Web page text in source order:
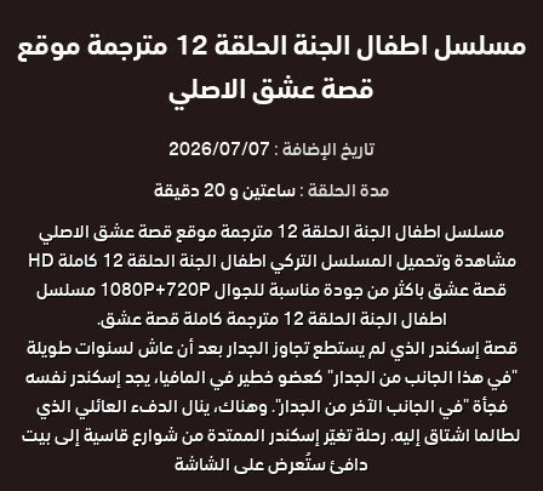
مسلسل اطفال الجنة الحلقة 12 مترجمة موقع
قصة عشق الاصلي
تاريخ الإضافة :2026/07/07
مدة الحلقة :ساعتين و 20 دقيقة
مسلسل اطفال الجنة الحلقة 12 مترجمة موقع قصة عشق الاصلي
مشاهدة وتحميل المسلسل التركي اطفال الجنة الحلقة 12 كاملة HD
قصة عشق باكثر من جودة مناسبة للجوال 1080P+720P مسلسل
اطفال الجنة الحلقة 12 مترجمة كاملة قصة عشق.
قصة إسكندر الذي لم يستطع تجاوز الجدار بعد أن عاش لسنوات طويلة
"في هذا الجانب من الجدار" كعضو خطير في المافيا، يجد إسكندر نفسه
فجأة "في الجانب الآخر من الجدار". وهناك، ينال الدفء العائلي الذي
لطالما اشتاق إليه. رحلة تغيّر إسكندر الممتدة من شوارع قاسية إلى بيت
دافئ ستُعرض على الشاشة